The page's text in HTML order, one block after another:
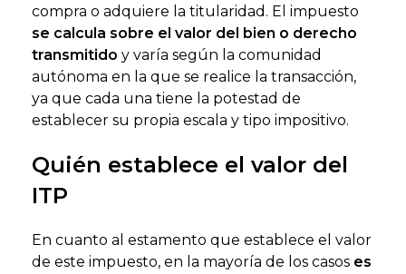
compra o adquiere la titularidad. El impuesto
se calcula sobre el valor del bien o derecho
transmitido y varía según la comunidad
autónoma en la que se realice la transacción,
ya que cada una tiene la potestad de
establecer su propia escala y tipo impositivo.
Quién establece el valor del
ITP
En cuanto al estamento que establece el valor
de este impuesto, en la mayoría de los casos es